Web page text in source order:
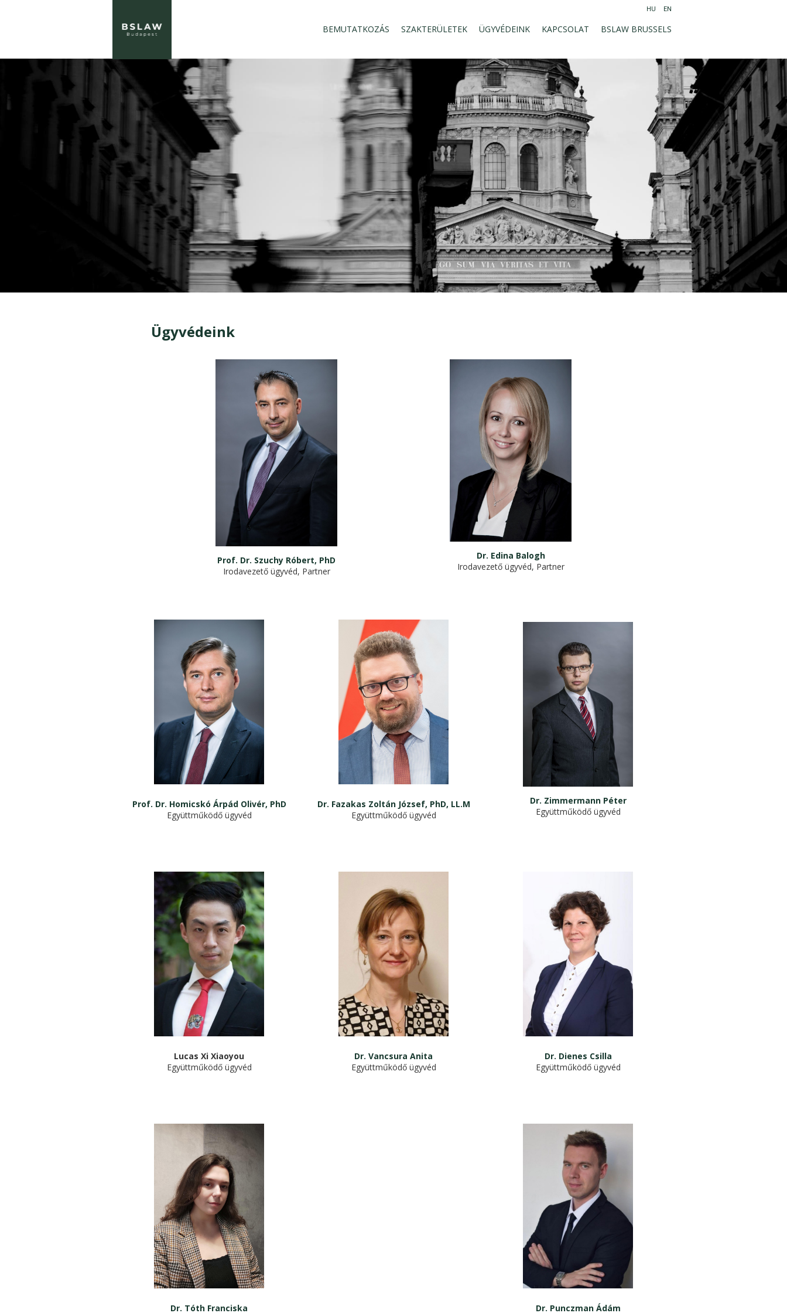
HU EN
BEMUTATKOZÁS SZAKTERÜLETEK ÜGYVÉDEINK KAPCSOLAT BSLAW BRUSSELS
Ügyvédeink
Prof. Dr. Szuchy Róbert, PhD
Irodavezető ügyvéd, Partner
Dr. Edina Balogh
Irodavezető ügyvéd, Partner
Prof. Dr. Homicskó Árpád Olivér, PhD
Együttműködő ügyvéd
Dr. Fazakas Zoltán József, PhD, LL.M
Együttműködő ügyvéd
Dr. Zimmermann Péter
Együttműködő ügyvéd
Lucas Xi Xiaoyou
Együttműködő ügyvéd
Dr. Vancsura Anita
Együttműködő ügyvéd
Dr. Dienes Csilla
Együttműködő ügyvéd
Dr. Tóth Franciska Dr. Punczman Ádám